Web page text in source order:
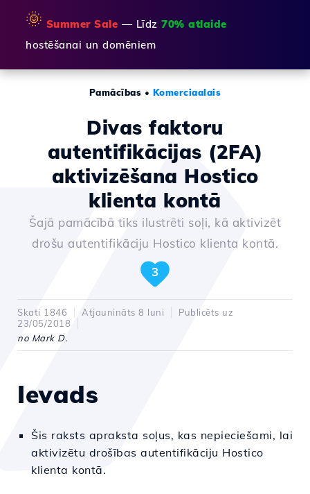
🌞 Summer Sale — Līdz 70% atlaide
hostēšanai un domēniem
Pamācības • Komerciaalais
Divas faktoru
autentifikācijas (2FA)
aktivizēšana Hostico
klienta kontā
Šajā pamācībā tiks ilustrēti soļi, kā aktivizēt
drošu autentifikāciju Hostico klienta kontā.
3
Skati 1846 Atjaunināts 8 luni
Publicēts uz
23/05/2018
no Mark D.
Ievads
Šis raksts apraksta soļus, kas nepieciešami, lai
aktivizētu drošības autentifikāciju Hostico
klienta kontā.